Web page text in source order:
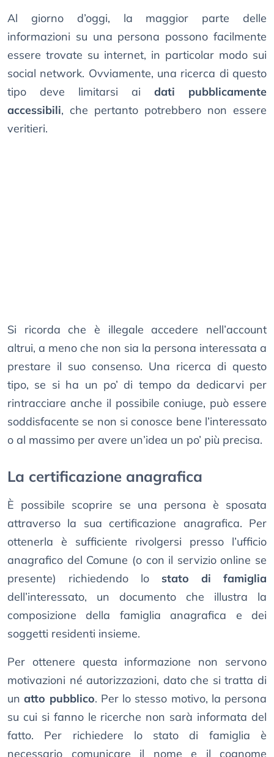
Al giorno d’oggi, la maggior parte delle
informazioni su una persona possono facilmente
essere trovate su internet, in particolar modo sui
social network. Ovviamente, una ricerca di questo
tipo deve limitarsi ai dati pubblicamente
accessibili, che pertanto potrebbero non essere
veritieri.
Si ricorda che è illegale accedere nell’account
altrui, a meno che non sia la persona interessata a
prestare il suo consenso. Una ricerca di questo
tipo, se si ha un po’ di tempo da dedicarvi per
rintracciare anche il possibile coniuge, può essere
soddisfacente se non si conosce bene l’interessato
o al massimo per avere un’idea un po’ più precisa.
La certificazione anagrafica
È possibile scoprire se una persona è sposata
attraverso la sua certificazione anagrafica. Per
ottenerla è sufficiente rivolgersi presso l’ufficio
anagrafico del Comune (o con il servizio online se
presente) richiedendo lo stato di famiglia
dell’interessato, un documento che illustra la
composizione della famiglia anagrafica e dei
soggetti residenti insieme.
Per ottenere questa informazione non servono
motivazioni né autorizzazioni, dato che si tratta di
unatto pubblico. Per lo stesso motivo, la persona
su cui si fanno le ricerche non sarà informata del
fatto. Per richiedere lo stato di famiglia è
necessario comunicare il nome e il cognome